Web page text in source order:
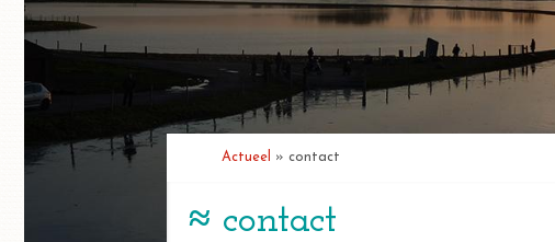
U bent hier
Actueel » contact
contact